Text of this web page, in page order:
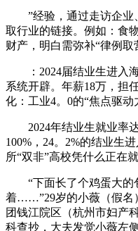
”经验，通过走访企业
取行业的链接。例如：食
财产，明白需弥补“律例取
：2024届结业生进入海
系统开辟。年薪18万，担
化：工业4。0的“焦点驱动
2024年结业生就业率达
100%，24。2%的结业生
所“双非”高校凭什么正在
“下面长了个鸡蛋大的
着……”29岁的小薇（假名
团钱江院区（杭州市妇产
科查抄，大夫发觉小薇左